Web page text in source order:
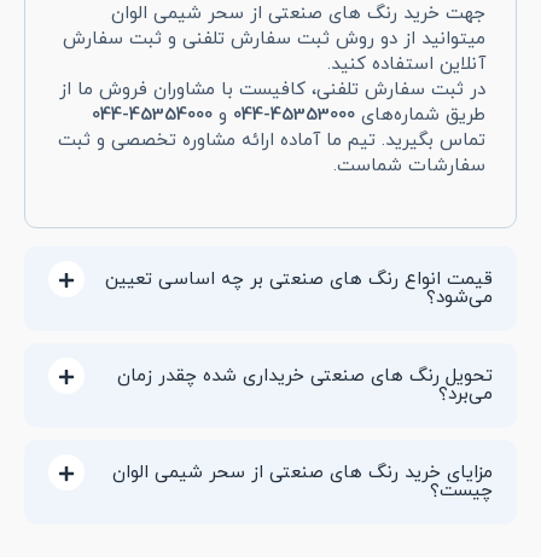
جهت خرید رنگ های صنعتی از سحر شیمی الوان
میتوانید از دو روش ثبت سفارش تلفنی و ثبت سفارش
آنلاین استفاده کنید.
در ثبت سفارش تلفنی، کافیست با مشاوران فروش ما از
طریق شماره‌های 45353000
-044 و 45354000
-044
تماس بگیرید. تیم ما آماده ارائه مشاوره تخصصی و ثبت
سفارشات شماست.
قیمت انواع رنگ های صنعتی بر چه اساسی تعیین
می‌شود؟
تحویل رنگ های صنعتی خریداری شده چقدر زمان
می‌برد؟
مزایای خرید رنگ های صنعتی از سحر شیمی الوان
چیست؟